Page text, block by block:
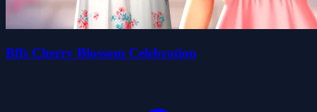
Bffs Cherry Blossom Celebration